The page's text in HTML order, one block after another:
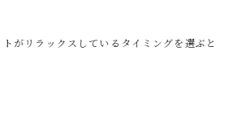
がリラックスしているタイミングを選ぶと